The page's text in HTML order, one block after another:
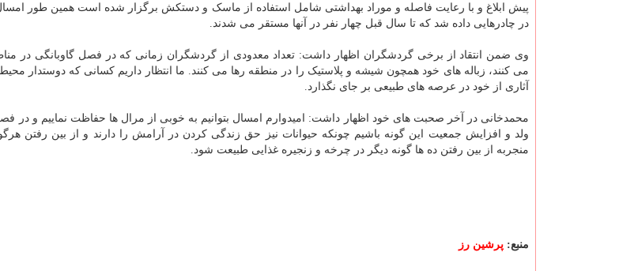
پیش ابلاغ و با رعایت فاصله و موراد بهداشتی شامل استفاده از ماسک و دستکش برگزار شده است همین طور امسال
در چادرهایی داده شد که تا سال قبل چهار نفر در آنها مستقر می شدند.
وی ضمن انتقاد از برخی گردشگران اظهار داشت: تعداد معدودی از گردشگران زمانی که در فصل گاوبانگی در
می کنند، زباله های خود همچون شیشه و پلاستیک را در منطقه رها می کنند. ما انتظار داریم کسانی که دوستدار
آثاری از خود در عرصه های طبیعی بر جای نگذارد.
محمدخانی در آخر صحبت های خود اظهار داشت: امیدوارم امسال بتوانیم به خوبی از مرال ها حفاظت نماییم و در
ولد و افزایش جمعیت این گونه باشیم چونکه حیوانات نیز حق زندگی کردن در آرامش را دارند و از بین رفتن
منجربه از بین رفتن ده ها گونه دیگر در چرخه و زنجیره غذایی طبیعت شود.
منبع: پرشین رز